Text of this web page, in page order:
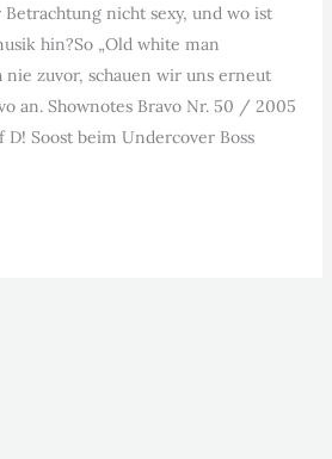
nicht sexy, und wo ist
hin?So „Old white man
zuvor, schauen wir uns erneut
an. Shownotes Bravo Nr. 50 / 2005
Soost beim Undercover Boss